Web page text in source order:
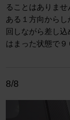
ることはありませ
ある１方向からし
回しながら差し込
はまった状態で９
8/8